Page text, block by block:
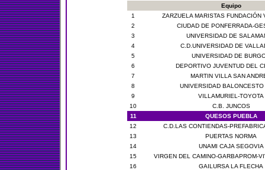
Equipo
1
ZARZUELA MARISTAS FUNDACIÓN
2
CIUDAD DE PONFERRADA-
3
UNIVERSIDAD DE
4
C.D.UNIVERSIDAD DE
5
UNIVERSIDAD DE
6
DEPORTIVO JUVENTUD DEL
7
MARTIN VILLA SAN
8
UNIVERSIDAD
9
VILLAMURIEL-TOYOTA
10
C.B. JUNCOS
11
QUESOS PUEBLA
12
C.D.LAS CONTIENDAS-
13
PUERTAS NORMA
14
UNAMI CAJA SEGOVIA
15
VIRGEN DEL CAMINO-GARBAPROM-
16
GAILURSA LA FLECHA